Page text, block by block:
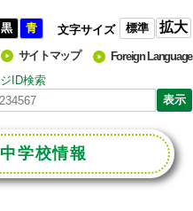
黒 青 文字サイズ 標準 拡大
サイトマップ
Foreign Language
ID検索
中学校情報